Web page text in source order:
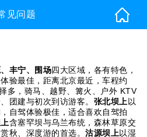
见问题
丰宁、围场四大区域，各有特色，
验最佳，距离北京最近，车程约
多，骑马、越野、篝火、户外 KTV
团建与初次到访游客。 张北坝上 以
自驾体验极佳，适合喜欢自驾拍
含塞罕坝与乌兰布统，森林草原交
秋、深度游的首选。沽源坝上以湿